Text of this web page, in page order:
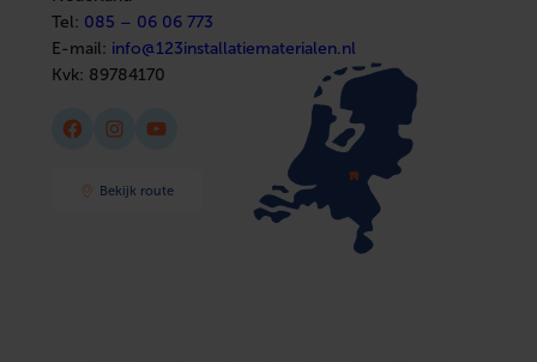
Tel: 085 – 06 06 773
E-mail: info@123installatiematerialen.nl
Kvk: 89784170
Facebook Instagram YouTube
Bekijk route